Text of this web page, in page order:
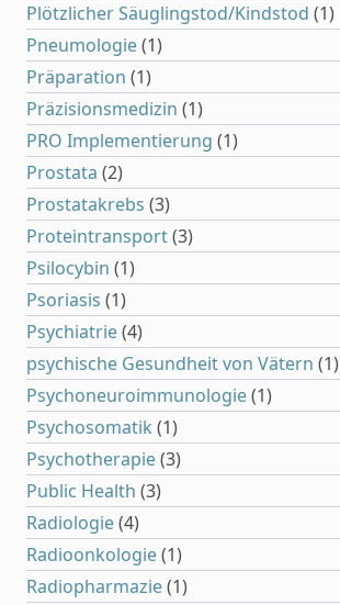
Plötzlicher Säuglingstod/Kindstod (1)
Pneumologie(1)
Präparation (1)
Präzisionsmedizin (1)
PRO Implementierung (1)
Prostata (2)
Prostatakrebs (3)
Proteintransport(3)
Psilocybin (1)
Psoriasis (1)
Psychiatrie(4)
psychische Gesundheit von Vätern (1)
Psychoneuroimmunologie(1)
Psychosomatik (1)
Psychotherapie(3)
Public Health (3)
Radiologie(4)
Radioonkologie(1)
Radiopharmazie(1)